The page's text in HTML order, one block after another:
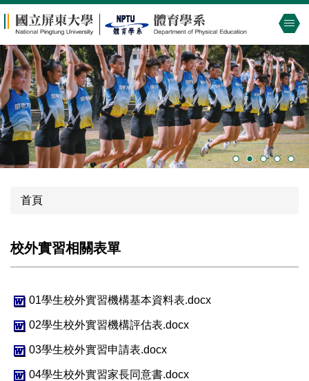
到
主
要
內
容
區
首頁
校外實習相關表單
01學生校外實習機構基本資料表.docx
02學生校外實習機構評估表.docx
03學生校外實習申請表.docx
04學生校外實習家長同意書.docx